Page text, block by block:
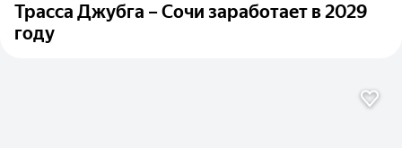
Трасса Джубга – Сочи заработает в 2029
году